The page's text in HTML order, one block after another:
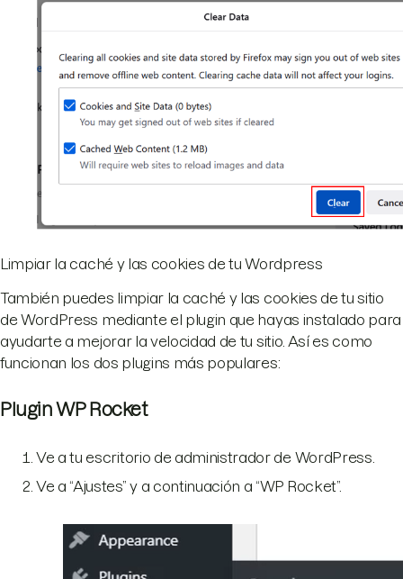
Limpiar la caché y las cookies de tu Wordpress
También puedes limpiar la caché y las cookies de tu sitio
de WordPress mediante el plugin que hayas instalado para
ayudarte a mejorar la velocidad de tu sitio. Así es como
funcionan los dos plugins más populares:
Plugin WP Rocket
Ve a tu escritorio de administrador de WordPress.
Ve a “Ajustes” y a continuación a “WP Rocket”.